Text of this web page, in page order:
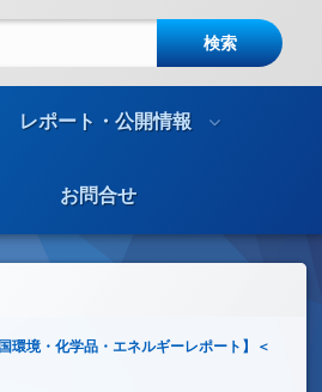
レポート・公開情報
お問合せ
環境・化学品・エネルギーレポート】＜